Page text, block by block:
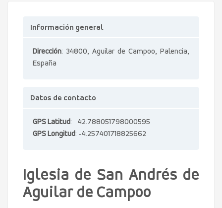
Información general
Dirección: 34800, Aguilar de Campoo, Palencia,
España
Datos de contacto
GPS Latitud: 42.788051798000595
GPS Longitud: -4.257401718825662
Iglesia de San Andrés de
Aguilar de Campoo